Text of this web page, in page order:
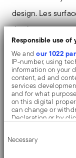
Responsible use of
We andour 1022
IP-number, using
information on your
content, ad and
services
and for what
on this digital
can change or
Declaration or by
Collect
Selection
Necessary
design. Les
des brosses
lissent l'acier
brillance. Les
encore plus
Détails